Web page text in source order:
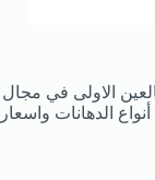
الاولى في مجال
الدهانات واسعار